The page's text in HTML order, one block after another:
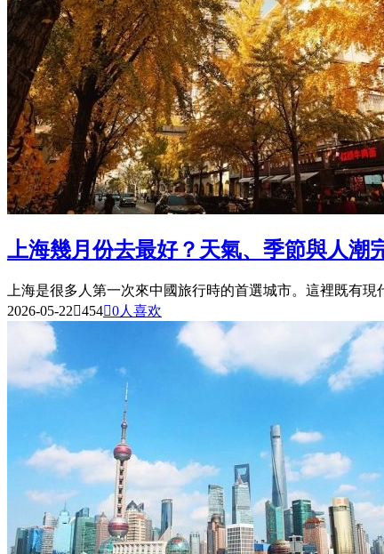
上海幾月份去最好？天氣、季節與人潮
上海是很多人第一次來中國旅行時的首選城市。這裡既有
2026-05-224540人喜欢